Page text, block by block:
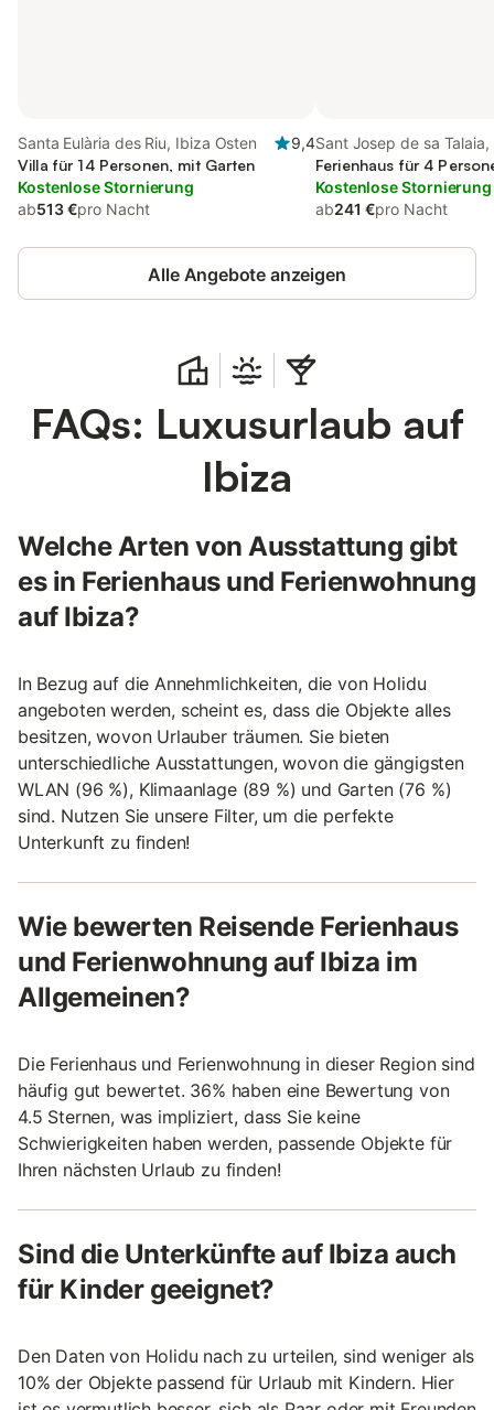
Santa Eulària des Riu, Ibiza Osten
9,4
Villa für 14 Personen, mit Garten
Kostenlose Stornierung
ab513 €pro Nacht
Sant Josep de sa
Süden
Ferienhaus für 4
Kostenlose Stornierung
ab241 €pro Nacht
Alle Angebote anzeigen
FAQs: Luxusurlaub auf
Ibiza
Welche Arten von Ausstattung gibt
es in Ferienhaus und Ferienwohnung
auf Ibiza?
In Bezug auf die Annehmlichkeiten, die von Holidu
angeboten werden, scheint es, dass die Objekte alles
besitzen, wovon Urlauber träumen. Sie bieten
unterschiedliche Ausstattungen, wovon die gängigsten
WLAN (96 %), Klimaanlage (89 %) und Garten (76 %)
sind. Nutzen Sie unsere Filter, um die perfekte
Unterkunft zu finden!
Wie bewerten Reisende Ferienhaus
und Ferienwohnung auf Ibiza im
Allgemeinen?
Die Ferienhaus und Ferienwohnung in dieser Region sind
häufig gut bewertet. 36% haben eine Bewertung von
4.5 Sternen, was impliziert, dass Sie keine
Schwierigkeiten haben werden, passende Objekte für
Ihren nächsten Urlaub zu finden!
Sind die Unterkünfte auf Ibiza auch
für Kinder geeignet?
Den Daten von Holidu nach zu urteilen, sind weniger als
10% der Objekte passend für Urlaub mit Kindern. Hier